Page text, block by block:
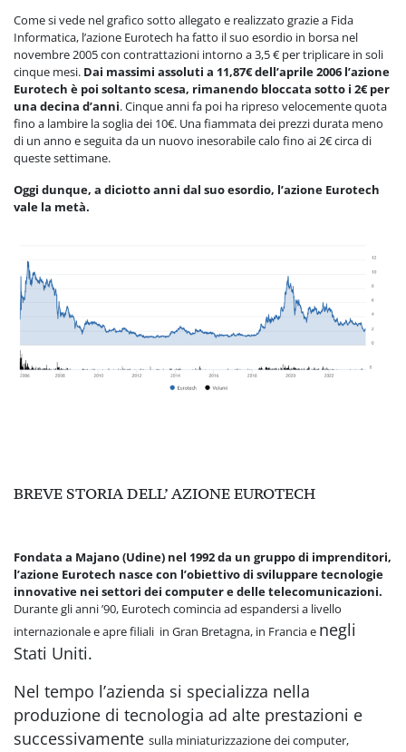
Come si vede nel grafico sotto allegato e realizzato grazie a Fida
Informatica, l’azione Eurotech ha fatto il suo esordio in borsa nel
novembre 2005 con contrattazioni intorno a 3,5 € per triplicare in soli
cinque mesi. Dai massimi assoluti a 11,87€ dell’aprile 2006 l’azione
Eurotech è poi soltanto scesa, rimanendo bloccata sotto i 2€ per
una decina d’anni. Cinque anni fa poi ha ripreso velocemente quota
fino a lambire la soglia dei 10€. Una fiammata dei prezzi durata meno
di un anno e seguita da un nuovo inesorabile calo fino ai 2€ circa di
queste settimane.
Oggi dunque, a diciotto anni dal suo esordio, l’azione Eurotech
vale la metà.
BREVE STORIA DELL’ AZIONE EUROTECH
Fondata a Majano (Udine) nel 1992 da un gruppo di imprenditori,
l’azione Eurotech nasce con l’obiettivo di sviluppare tecnologie
innovative nei settori dei computer e delle telecomunicazioni.
Durante gli anni ’90, Eurotech comincia ad espandersi a livello
internazionale e apre filiali in Gran Bretagna, in Francia e negli
Stati Uniti.
Nel tempo l’azienda si specializza nella
produzione di tecnologia ad alte prestazioni e
successivamente sulla miniaturizzazione dei computer,